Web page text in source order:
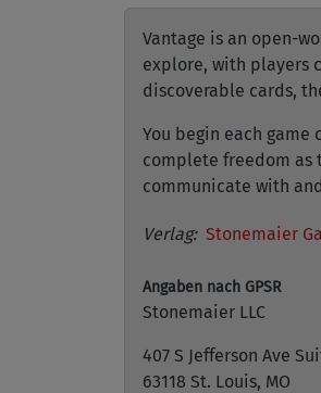
Vantage is an open-
explore, with players
discoverable cards,
You begin each
complete freedom as
communicate with
Verlag: Stonemaier
Angaben nach GPSR
Stonemaier LLC
407 S Jefferson Ave
63118 St. Louis, MO